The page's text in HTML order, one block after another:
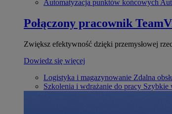
Automatyzacja punktów końcowych
Połączony pracownik
Zwiększ efektywność dzięki przemysłowej
Dowiedz się więcej
Logistyka i magazynowanie Zdalna
Szkolenia i wdrażanie do pracy Szybkie